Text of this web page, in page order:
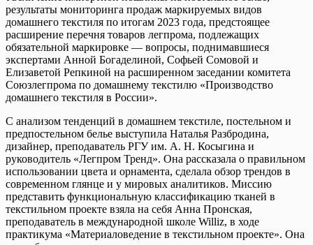
результаты мониторинга продаж маркируемых видов
домашнего текстиля по итогам 2023 года, предстоящее
расширение перечня товаров легпрома, подлежащих
обязательной маркировке — вопросы, поднимавшиеся
экспертами Анной Богаделиной, Софьей Сомовой и
Елизаветой Репкиной на расширенном заседании комитета
Союзлегпрома по домашнему текстилю «Производство
домашнего текстиля в России».
С анализом тенденций в домашнем текстиле, постельном и
предпостельном белье выступила Наталья Разбродина,
дизайнер, преподаватель РГУ им. А. Н. Косыгина и
руководитель «Легпром Тренд». Она рассказала о правильном
использовании цвета и орнамента, сделала обзор трендов в
современном глянце и у мировых аналитиков. Миссию
представить функциональную классификацию тканей в
текстильном проекте взяла на себя Анна Пронская,
преподаватель в международной школе Williz, в ходе
практикума «Материаловедение в текстильном проекте». Она